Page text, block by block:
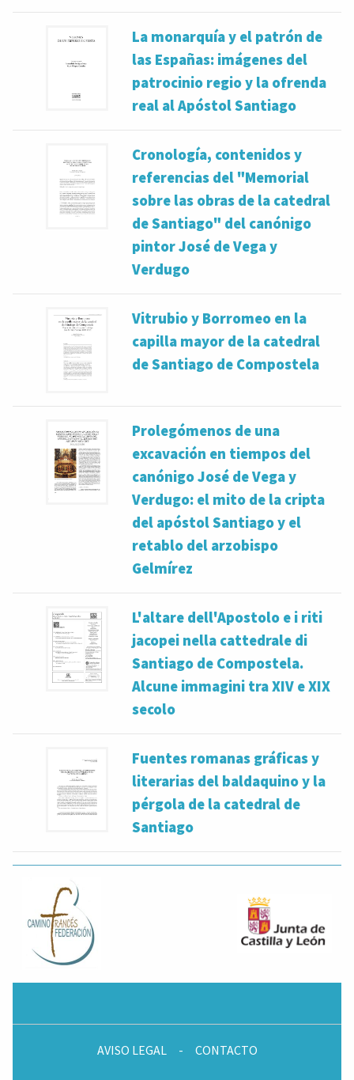
La monarquía y el patrón de
las Españas: imágenes del
patrocinio regio y la ofrenda
real al Apóstol Santiago
Cronología, contenidos y
referencias del "Memorial
sobre las obras de la catedral
de Santiago" del canónigo
pintor José de Vega y
Verdugo
Vitrubio y Borromeo en la
capilla mayor de la catedral
de Santiago de Compostela
Prolegómenos de una
excavación en tiempos del
canónigo José de Vega y
Verdugo: el mito de la cripta
del apóstol Santiago y el
retablo del arzobispo
Gelmírez
L'altare dell'Apostolo e i riti
jacopei nella cattedrale di
Santiago de Compostela.
Alcune immagini tra XIV e XIX
secolo
Fuentes romanas gráficas y
literarias del baldaquino y la
pérgola de la catedral de
Santiago
AVISO LEGAL - CONTACTO